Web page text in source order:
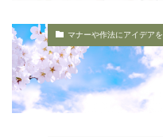
マナーや作法にアイデアを